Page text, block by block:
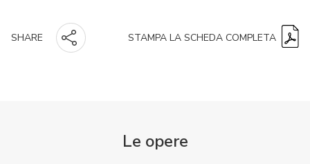
SHARE STAMPA LA SCHEDA COMPLETA
Le opere